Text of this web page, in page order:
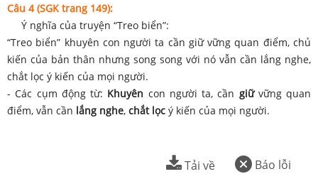
Câu 4 (SGK trang 149):
Ý nghĩa của truyện “Treo biển”:
“Treo biển” khuyên con người ta cần giữ vững quan điểm, chủ
kiến của bản thân nhưng song song với nó vẫn cần lắng nghe,
chắt lọc ý kiến của mọi người.
- Các cụm động từ: Khuyên con người ta, cần giữvững quan
điểm, vẫn cần lắng nghe, chắt lọc ý kiến của mọi người.
Báo lỗi
Tải về